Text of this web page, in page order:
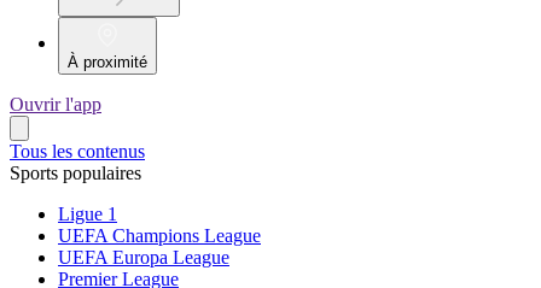
À proximité
Ouvrir l'app
Tous les contenus
Sports populaires
Ligue 1
UEFA Champions League
UEFA Europa League
Premier League